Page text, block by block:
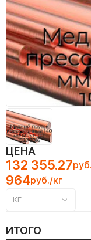
ЦЕНА
132 355.27
964руб./кг
КГ
ИТОГО